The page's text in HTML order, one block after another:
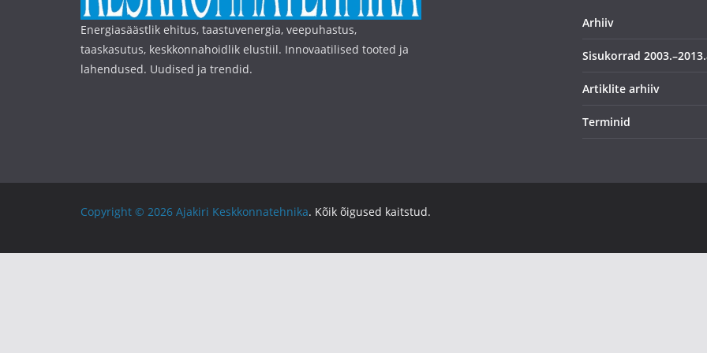
Energiasäästlik ehitus, taastuvenergia, veepuhastus,
taaskasutus, keskkonnahoidlik elustiil. Innovaatilised tooted ja
lahendused. Uudised ja trendid.
Arhiiv
Sisukorrad
Artiklite arhiiv
Terminid
Copyright © 2026 Ajakiri Keskkonnatehnika. Kõik õigused kaitstud.